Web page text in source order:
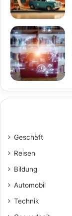
Geschäft
Reisen
Bildung
Automobil
Technik